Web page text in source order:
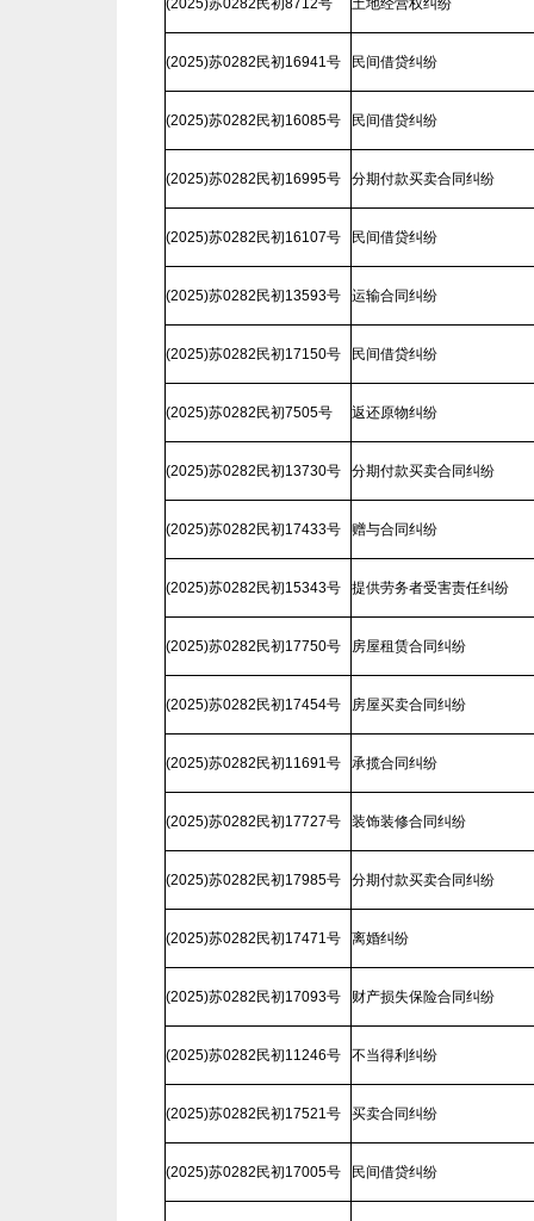
(2025)苏0282民初8712号 土地经营权纠纷
(2025)苏0282民初16941号 民间借贷纠纷
(2025)苏0282民初16085号 民间借贷纠纷
(2025)苏0282民初16995号 分期付款买卖合同纠纷
(2025)苏0282民初16107号 民间借贷纠纷
(2025)苏0282民初13593号 运输合同纠纷
(2025)苏0282民初17150号 民间借贷纠纷
(2025)苏0282民初7505号 返还原物纠纷
(2025)苏0282民初13730号 分期付款买卖合同纠纷
(2025)苏0282民初17433号 赠与合同纠纷
(2025)苏0282民初15343号 提供劳务者受害责任纠纷
(2025)苏0282民初17750号 房屋租赁合同纠纷
(2025)苏0282民初17454号 房屋买卖合同纠纷
(2025)苏0282民初11691号 承揽合同纠纷
(2025)苏0282民初17727号 装饰装修合同纠纷
(2025)苏0282民初17985号 分期付款买卖合同纠纷
(2025)苏0282民初17471号 离婚纠纷
(2025)苏0282民初17093号 财产损失保险合同纠纷
(2025)苏0282民初11246号 不当得利纠纷
(2025)苏0282民初17521号 买卖合同纠纷
(2025)苏0282民初17005号 民间借贷纠纷